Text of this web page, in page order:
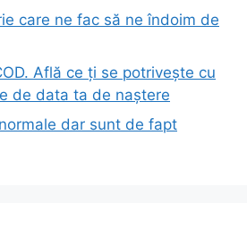
care ne fac să ne îndoim de
Află ce ți se potrivește cu
de data ta de naștere
dar sunt de fapt